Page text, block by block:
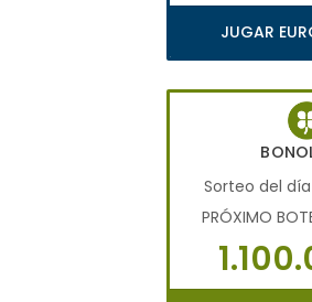
JUGAR
Sorteo del
PRÓXIMO